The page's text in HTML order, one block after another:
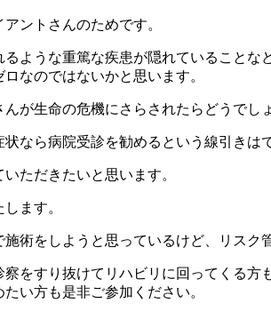
ントさんのためです。
ような重篤な疾患が隠れていることな
なのではないかと思います。
が生命の危機にさらされたらどうでし
なら病院受診を勧めるという線引きは
ただきたいと思います。
ます。
術をしようと思っているけど、リスク
をすり抜けてリハビリに回ってくる方
い方も是非ご参加ください。